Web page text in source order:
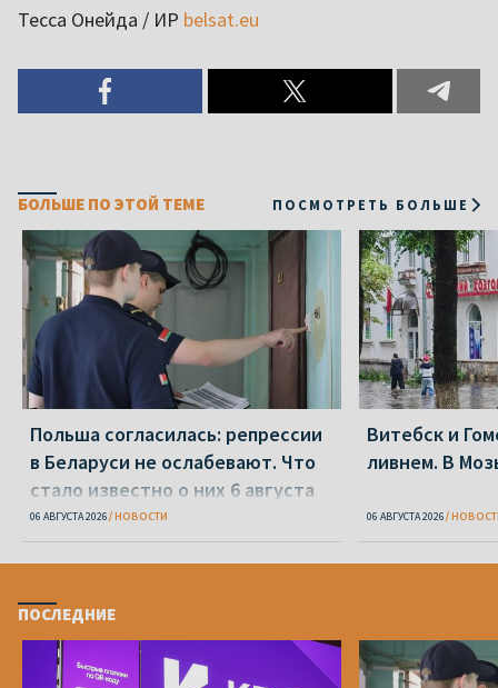
Тесса Онейда / ИР belsat.eu
БОЛЬШЕ ПО ЭТОЙ ТЕМЕ ПОСМОТРЕТЬ БОЛЬШЕ
Польша согласилась: репрессии
в Беларуси не ослабевают. Что
стало известно о них 6 августа
06 АВГУСТА 2026 НОВОСТИ
Витебск и
ливнем. В
06 АВГУСТА 2026
ПОСЛЕДНИЕ